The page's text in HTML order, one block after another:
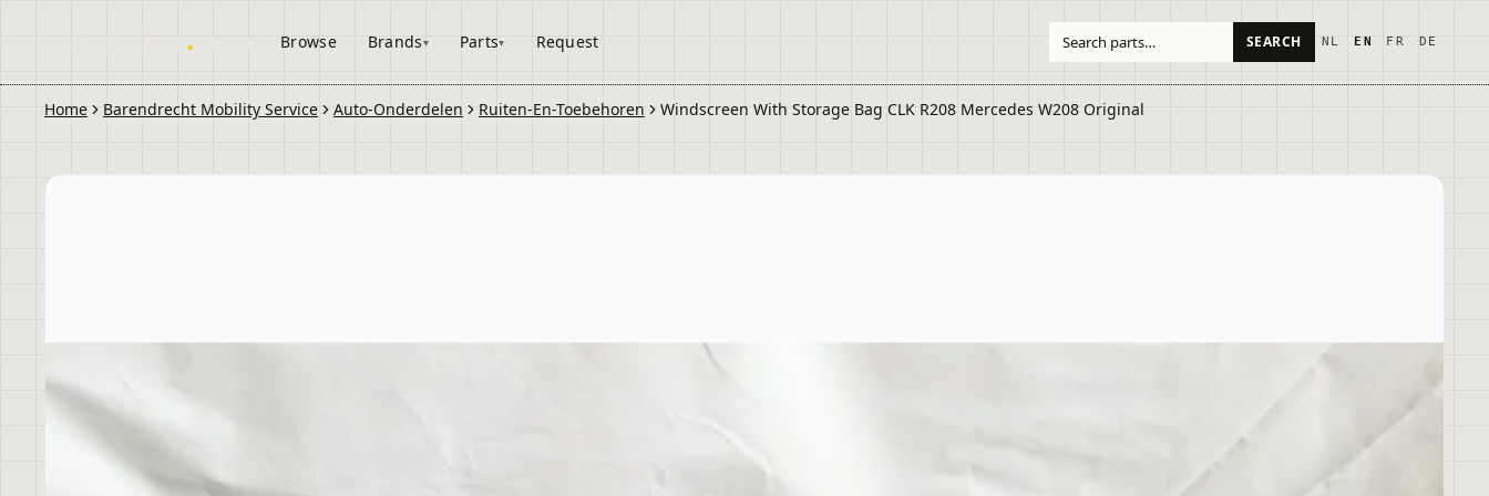
onderdelen . autos Browse Brands Parts Request SEARCH NL EN FR DE
Home Barendrecht Mobility Service Auto-Onderdelen Ruiten-En-Toebehoren Windscreen With Storage Bag CLK R208 Mercedes W208 Original